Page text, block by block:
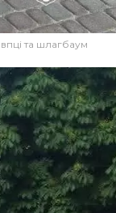
та шлагбаум